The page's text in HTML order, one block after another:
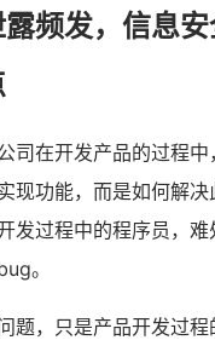
频发，信息
司在开发产品的过程中
现功能，而是如何解决
发过程中的程序员，难
。
题，只是产品开发过程